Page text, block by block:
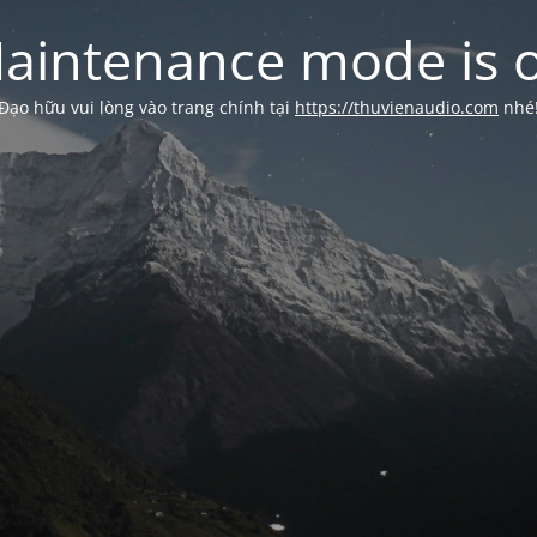
mode is
hữu vui lòng vào trang chính tại https://thuvienaudio.com